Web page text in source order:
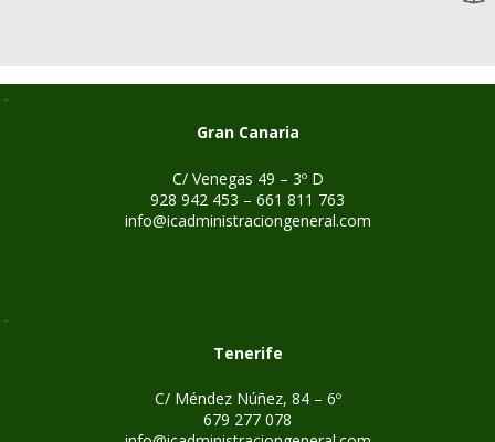
Gran Canaria
C/ Venegas 49 – 3º D
928 942 453 – 661 811 763
info@icadministraciongeneral.com
Tenerife
C/ Méndez Núñez, 84 – 6º
679 277 078